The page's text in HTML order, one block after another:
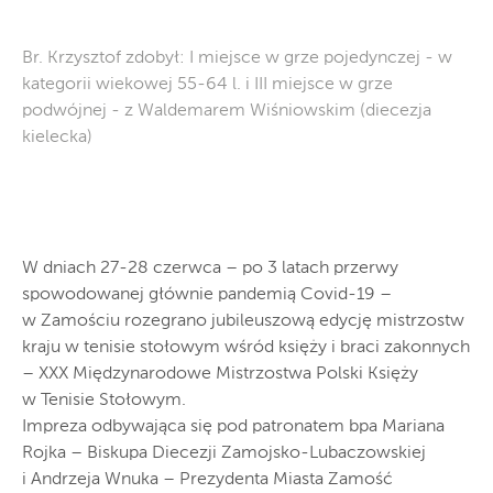
Br. Krzysztof zdobył: I miejsce w grze pojedynczej - w
kategorii wiekowej 55-64 l. i III miejsce w grze
podwójnej - z Waldemarem Wiśniowskim (diecezja
kielecka)
W dniach 27-28 czerwca – po 3 latach przerwy
spowodowanej głównie pandemią Covid-19 –
w Zamościu rozegrano jubileuszową edycję mistrzostw
kraju w tenisie stołowym wśród księży i braci zakonnych
– XXX Międzynarodowe Mistrzostwa Polski Księży
w Tenisie Stołowym.
Impreza odbywająca się pod patronatem bpa Mariana
Rojka – Biskupa Diecezji Zamojsko-Lubaczowskiej
i Andrzeja Wnuka – Prezydenta Miasta Zamość